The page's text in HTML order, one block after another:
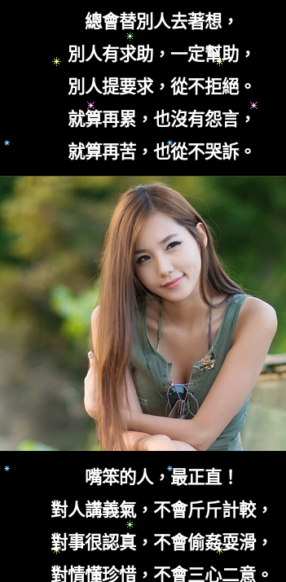
總會替別人去著想，
別人有求助，一定幫助，
別人提要求，從不拒絕。
就算再累，也沒有怨言，
就算再苦，也從不哭訴。
嘴笨的人，最正直！
對人講義氣，不會斤斤計較，
對事很認真，不會偷姦耍滑，
對情懂珍惜，不會三心二意。